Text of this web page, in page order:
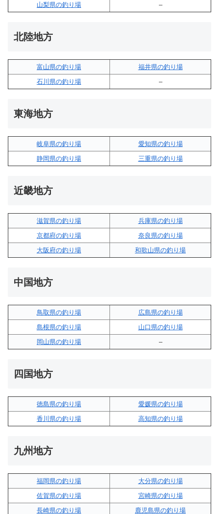
山梨県の釣り場
–
北陸地方
富山県の釣り場
福井県の釣り場
石川県の釣り場
–
東海地方
岐阜県の釣り場
愛知県の釣り場
静岡県の釣り場
三重県の釣り場
近畿地方
滋賀県の釣り場
兵庫県の釣り場
京都府の釣り場
奈良県の釣り場
大阪府の釣り場
和歌山県の釣り場
中国地方
鳥取県の釣り場
広島県の釣り場
島根県の釣り場
山口県の釣り場
岡山県の釣り場
–
四国地方
徳島県の釣り場
愛媛県の釣り場
香川県の釣り場
高知県の釣り場
九州地方
福岡県の釣り場
大分県の釣り場
佐賀県の釣り場
宮崎県の釣り場
長崎県の釣り場
鹿児島県の釣り場